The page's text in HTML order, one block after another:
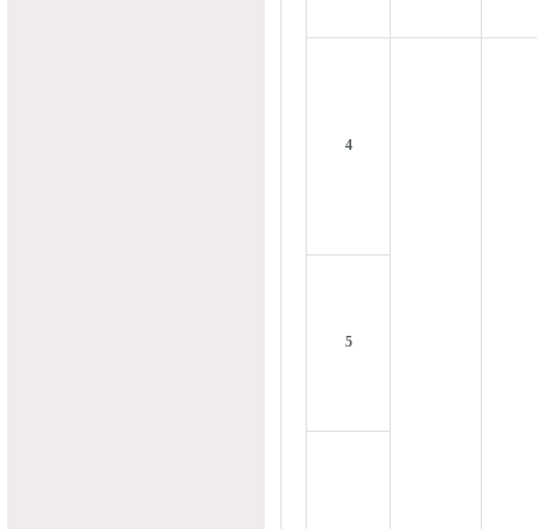
4
5